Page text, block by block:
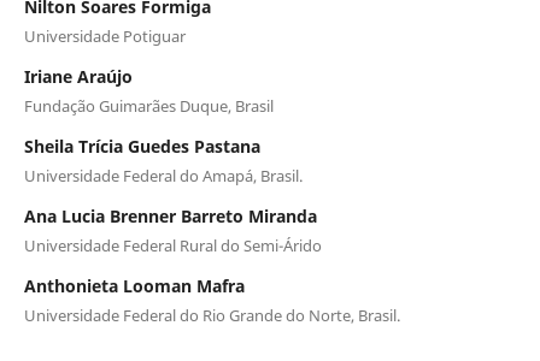
Nilton Soares Formiga
Universidade Potiguar
Iriane Araújo
Fundação Guimarães Duque, Brasil
Sheila Trícia Guedes Pastana
Universidade Federal do Amapá, Brasil.
Ana Lucia Brenner Barreto Miranda
Universidade Federal Rural do Semi-Árido
Anthonieta Looman Mafra
Universidade Federal do Rio Grande do Norte, Brasil.